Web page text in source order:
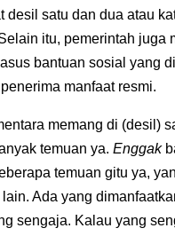
desil satu dan dua atau
itu, pemerintah juga
bantuan sosial yang
manfaat resmi.
memang di (desil)
temuan ya. Enggak
temuan gitu ya,
Ada yang
sengaja. Kalau yang